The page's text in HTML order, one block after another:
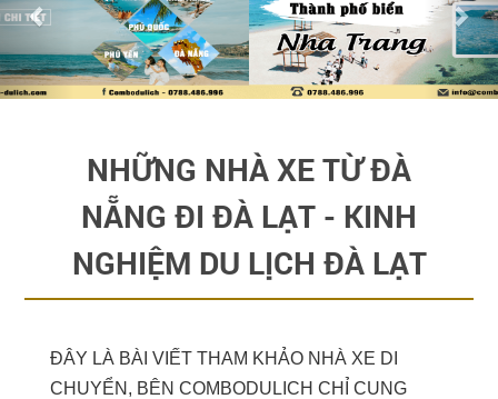
NHỮNG NHÀ XE TỪ ĐÀ
NẴNG ĐI ĐÀ LẠT - KINH
NGHIỆM DU LỊCH ĐÀ LẠT
ĐÂY LÀ BÀI VIẾT THAM KHẢO NHÀ XE DI
CHUYỂN, BÊN COMBODULICH CHỈ CUNG